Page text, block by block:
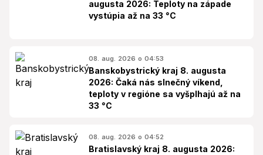
augusta 2026: Teploty na západe
vystúpia až na 33 °C
08. aug. 2026 o 04:53
Banskobystrický kraj 8. augusta
2026: Čaká nás slnečný víkend,
teploty v regióne sa vyšplhajú až na
33 °C
08. aug. 2026 o 04:52
Bratislavský kraj 8. augusta 2026: